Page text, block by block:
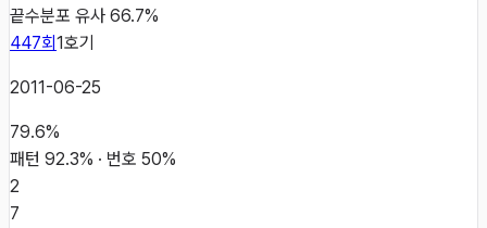
끝수분포 유사 66.7%
447회1호기
2011-06-25
79.6%
패턴 92.3% · 번호 50%
2
7